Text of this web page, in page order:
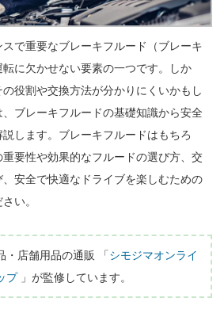
で重要なブレーキフルード（ブレーキ
に欠かせない要素の一つです。しか
役割や交換方法が分かりにくいかもし
ブレーキフルードの基礎知識から安全
します。ブレーキフルードはもちろ
要性や効果的なフルードの選び方、交
安全で快適なドライブを楽しむための
い。
・店舗用品の通販 「シモジマオンライ
プ 」が監修しています。